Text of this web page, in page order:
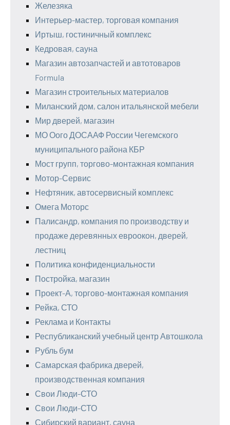
Железяка
Интерьер-мастер, торговая компания
Иртыш, гостиничный комплекс
Кедровая, сауна
Магазин автозапчастей и автотоваров
Formula
Магазин строительных материалов
Миланский дом, салон итальянской мебели
Мир дверей, магазин
МО Оого ДОСААФ России Чегемского
муниципального района КБР
Мост групп, торгово-монтажная компания
Мотор-Сервис
Нефтяник, автосервисный комплекс
Омега Моторс
Палисандр, компания по производству и
продаже деревянных евроокон, дверей,
лестниц
Политика конфиденциальности
Постройка, магазин
Проект-А, торгово-монтажная компания
Рейка, СТО
Реклама и Контакты
Республиканский учебный центр Автошкола
Рубль бум
Самарская фабрика дверей,
производственная компания
Свои Люди-СТО
Свои Люди-СТО
Сибирский вариант, сауна